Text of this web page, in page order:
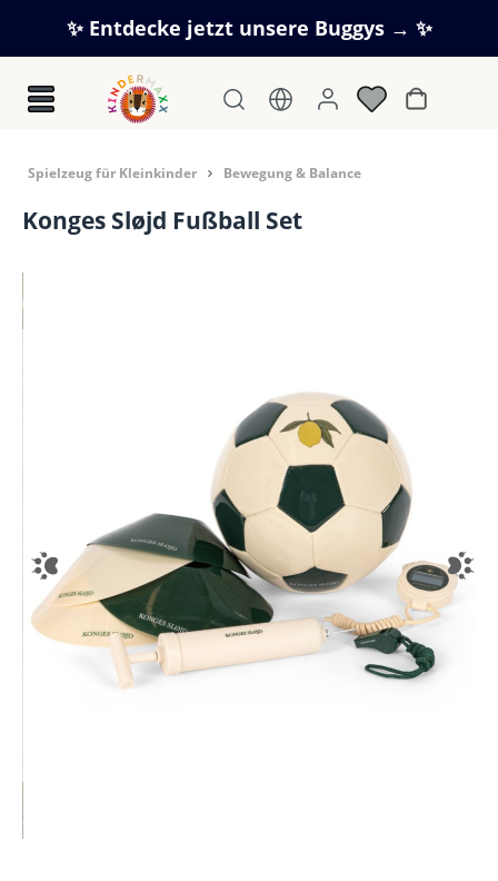
Zum Hauptinhalt springen
✨ Entdecke jetzt unsere Buggys → ✨
Spielzeug für Kleinkinder Bewegung & Balance
Konges Sløjd Fußball Set